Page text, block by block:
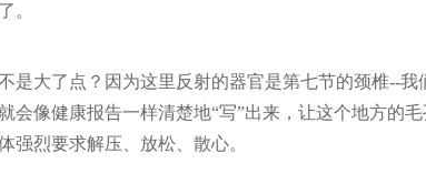
。
大了点？因为这里反射的器官是第七节的颈椎--我
像健康报告一样清楚地“写”出来，让这个地方的
强烈要求解压、放松、散心。